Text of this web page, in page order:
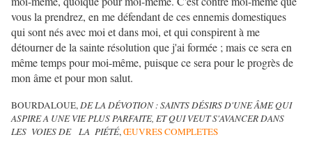
vous la prendrez, en me défendant de ces ennemis domestiques
qui sont nés avec moi et dans moi, et qui conspirent à me
détourner de la sainte résolution que j'ai formée ; mais ce sera en
même temps pour moi-même, puisque ce sera pour le progrès de
mon âme et pour mon salut.
BOURDALOUE,DE LA DÉVOTION : SAINTS DÉSIRS D'UNE ÂME QUI
ASPIRE A UNE VIE PLUS PARFAITE, ET QUI VEUT S'AVANCER DANS
LES VOIES DE LA PIÉTÉ,ŒUVRES COMPLETES